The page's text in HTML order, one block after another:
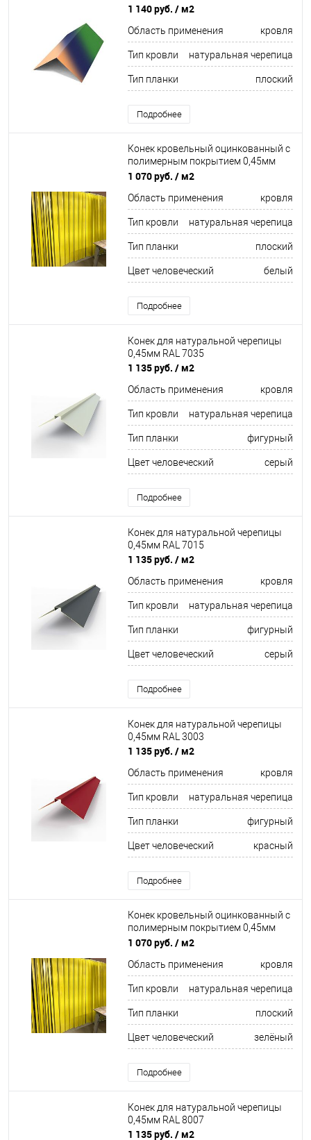
цвета RAL
1 140 руб. / м2
Область применения кровля
Тип кровли натуральная черепица
Тип планки плоский
Подробнее
Конек кровельный оцинкованный c
полимерным покрытием 0,45мм
RAL 9003
1 070 руб. / м2
Область применения кровля
Тип кровли натуральная черепица
Тип планки плоский
Цвет человеческий белый
Подробнее
Конек для натуральной черепицы
0,45мм RAL 7035
1 135 руб. / м2
Область применения кровля
Тип кровли натуральная черепица
Тип планки фигурный
Цвет человеческий серый
Подробнее
Конек для натуральной черепицы
0,45мм RAL 7015
1 135 руб. / м2
Область применения кровля
Тип кровли натуральная черепица
Тип планки фигурный
Цвет человеческий серый
Подробнее
Конек для натуральной черепицы
0,45мм RAL 3003
1 135 руб. / м2
Область применения кровля
Тип кровли натуральная черепица
Тип планки фигурный
Цвет человеческий красный
Подробнее
Конек кровельный оцинкованный c
полимерным покрытием 0,45мм
RAL 6005
1 070 руб. / м2
Область применения кровля
Тип кровли натуральная черепица
Тип планки плоский
Цвет человеческий зелёный
Подробнее
Конек для натуральной черепицы
0,45мм RAL 8007
1 135 руб. / м2